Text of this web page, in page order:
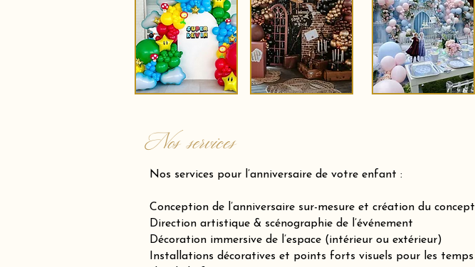
Nos services
Nos services pour l’anniversaire de votre enfant :
Conception de l’anniversaire sur-mesure et création du concept
Direction artistique & scénographie de l’événement
Décoration immersive de l’espace (intérieur ou extérieur)
Installations décoratives et points forts visuels pour les temps